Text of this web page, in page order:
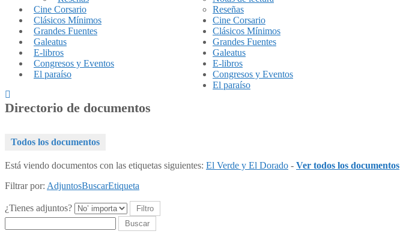
Cine Corsario
Clásicos Mínimos
Grandes Fuentes
Galeatus
E-libros
Congresos y Eventos
El paraíso
Reseñas
Cine Corsario
Clásicos Mínimos
Grandes Fuentes
Galeatus
E-libros
Congresos y Eventos
El paraíso
Directorio de documentos
Todos los documentos
Está viendo documentos con las etiquetas siguientes: El Verde y El Dorado - Ver todos los documentos
Filtrar por: AdjuntosBuscarEtiqueta
¿Tienes adjuntos?
Buscar